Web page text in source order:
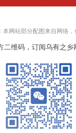
本网站部分配图来自网络，
二维码，订阅乌有之乡